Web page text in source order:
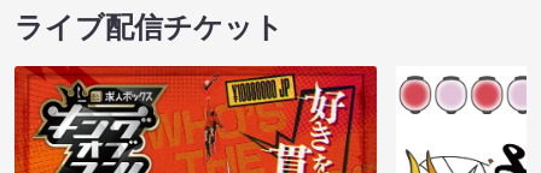
ライブ配信チケット